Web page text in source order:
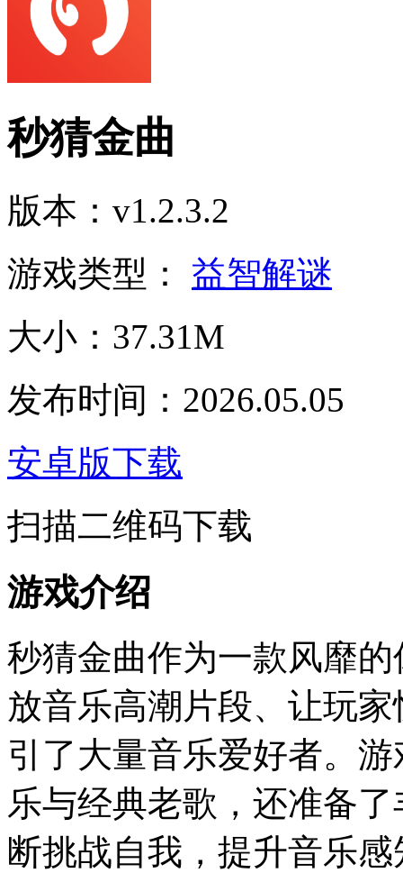
秒猜金曲
版本：v1.2.3.2
游戏类型： 益智解谜
大小：37.31M
发布时间：2026.05.05
安卓版下载
扫描二维码下载
游戏介绍
秒猜金曲作为一款风靡
放音乐高潮片段、让玩
引了大量音乐爱好者。
乐与经典老歌，还准备
断挑战自我，提升音乐